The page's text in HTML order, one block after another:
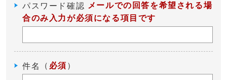
パスワード確認 メールでの回答を希望される場
合のみ入力が必須になる項目です
件名 （ 必須 ）